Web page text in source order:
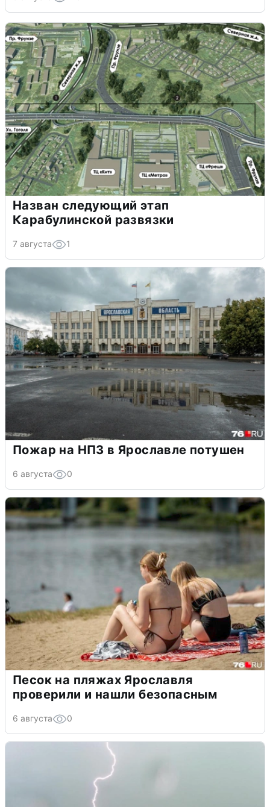
Назван следующий этап
Карабулинской развязки
7 августа 1
Пожар на НПЗ в Ярославле потушен
6 августа 0
Песок на пляжах Ярославля
проверили и нашли безопасным
6 августа 0